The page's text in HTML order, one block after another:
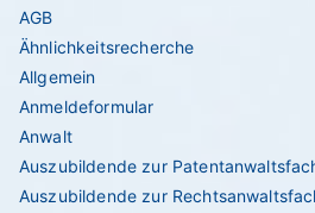
AGB
Ähnlichkeitsrecherche
Allgemein
Anmeldeformular
Anwalt
Auszubildende zur
Auszubildende zur